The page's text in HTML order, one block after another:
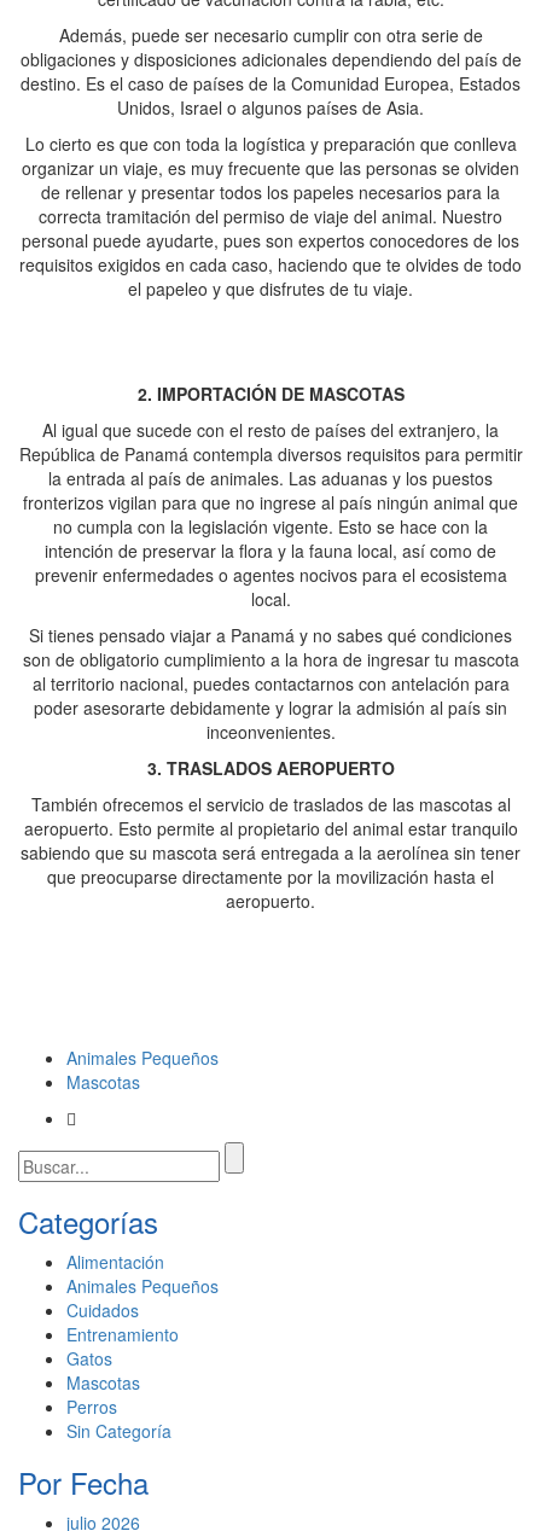
Además, puede ser necesario cumplir con otra serie de
obligaciones y disposiciones adicionales dependiendo del país de
destino. Es el caso de países de la Comunidad Europea, Estados
Unidos, Israel o algunos países de Asia.
Lo cierto es que con toda la logística y preparación que conlleva
organizar un viaje, es muy frecuente que las personas se olviden
de rellenar y presentar todos los papeles necesarios para la
correcta tramitación del permiso de viaje del animal. Nuestro
personal puede ayudarte, pues son expertos conocedores de los
requisitos exigidos en cada caso, haciendo que te olvides de todo
el papeleo y que disfrutes de tu viaje.
2. IMPORTACIÓN DE MASCOTAS
Al igual que sucede con el resto de países del extranjero, la
República de Panamá contempla diversos requisitos para permitir
la entrada al país de animales. Las aduanas y los puestos
fronterizos vigilan para que no ingrese al país ningún animal que
no cumpla con la legislación vigente. Esto se hace con la
intención de preservar la flora y la fauna local, así como de
prevenir enfermedades o agentes nocivos para el ecosistema
local.
Si tienes pensado viajar a Panamá y no sabes qué condiciones
son de obligatorio cumplimiento a la hora de ingresar tu mascota
al territorio nacional, puedes contactarnos con antelación para
poder asesorarte debidamente y lograr la admisión al país sin
inceonvenientes.
3. TRASLADOS AEROPUERTO
También ofrecemos el servicio de traslados de las mascotas al
aeropuerto. Esto permite al propietario del animal estar tranquilo
sabiendo que su mascota será entregada a la aerolínea sin tener
que preocuparse directamente por la movilización hasta el
aeropuerto.
Animales Pequeños
Mascotas
Categorías
Alimentación
Animales Pequeños
Cuidados
Entrenamiento
Gatos
Mascotas
Perros
Sin Categoría
Por Fecha
julio 2026